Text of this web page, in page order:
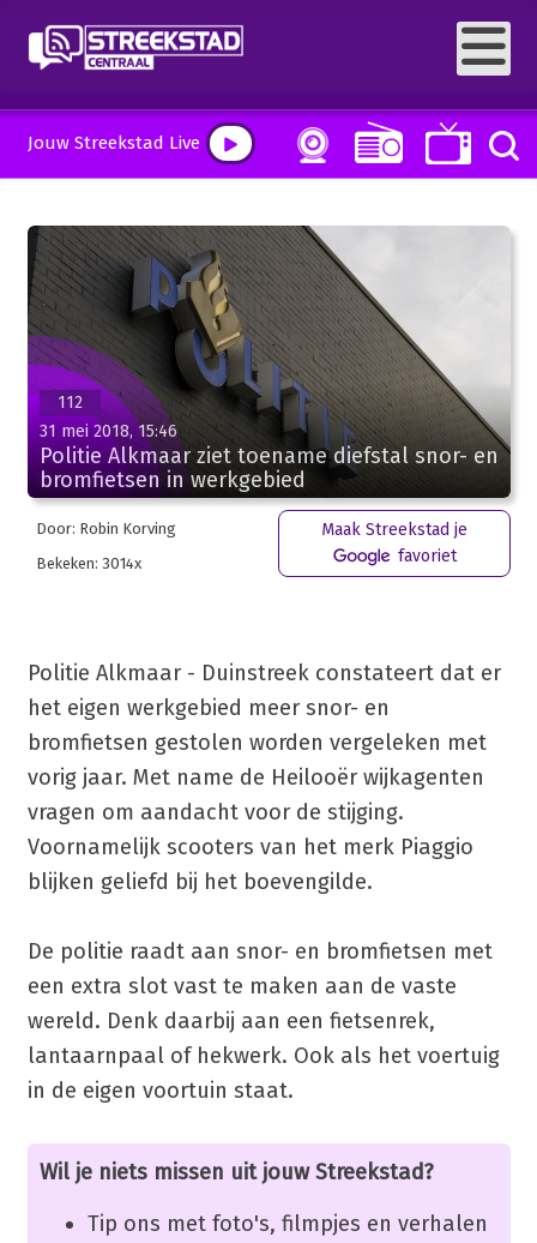
Jouw Streekstad Live
112
31 mei 2018, 15:46
Politie Alkmaar ziet toename diefstal snor- en
bromfietsen in werkgebied
Door: Robin Korving
Bekeken: 3014x
Maak Streekstad je
favoriet
Politie Alkmaar - Duinstreek constateert dat er
het eigen werkgebied meer snor- en
bromfietsen gestolen worden vergeleken met
vorig jaar. Met name de Heilooër wijkagenten
vragen om aandacht voor de stijging.
Voornamelijk scooters van het merk Piaggio
blijken geliefd bij het boevengilde.
De politie raadt aan snor- en bromfietsen met
een extra slot vast te maken aan de vaste
wereld. Denk daarbij aan een fietsenrek,
lantaarnpaal of hekwerk. Ook als het voertuig
in de eigen voortuin staat.
Wil je niets missen uit jouw Streekstad?
Tip ons met foto's, filmpjes en verhalen